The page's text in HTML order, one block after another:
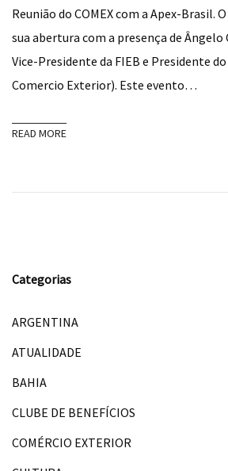
Reunião do COMEX com a Apex-Brasil.
sua abertura com a presença de Ângelo
Vice-Presidente da FIEB e Presidente
Comercio Exterior). Este evento…
READ MORE
Categorias
ARGENTINA
ATUALIDADE
BAHIA
CLUBE DE BENEFÍCIOS
COMÉRCIO EXTERIOR